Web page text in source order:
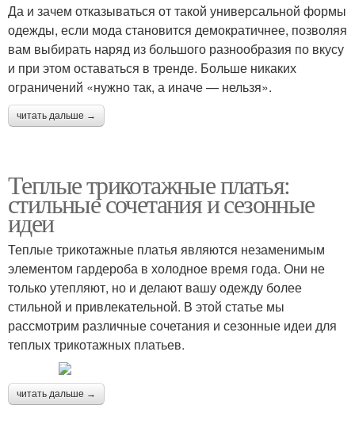
Да и зачем отказываться от такой универсальной формы
одежды, если мода становится демократичнее, позволяя
вам выбирать наряд из большого разнообразия по вкусу
и при этом оставаться в тренде. Больше никаких
ограничений «нужно так, а иначе — нельзя».
читать дальше →
Теплые трикотажные платья:
стильные сочетания и сезонные
идеи
Теплые трикотажные платья являются незаменимым
элементом гардероба в холодное время года. Они не
только утепляют, но и делают вашу одежду более
стильной и привлекательной. В этой статье мы
рассмотрим различные сочетания и сезонные идеи для
теплых трикотажных платьев.
читать дальше →